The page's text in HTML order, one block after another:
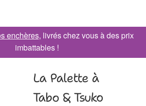
enchères, livrés chez vous à des prix
imbattables !
La Palette à
Tabo & Tsuko